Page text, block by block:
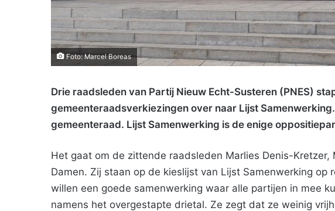
Foto: Marcel Boreas
Drie raadsleden van Partij Nieuw Echt-Susteren (PNES)
gemeenteraadsverkiezingen over naar Lijst
gemeenteraad. Lijst Samenwerking is de enige
Het gaat om de zittende raadsleden Marlies Denis-Kretzer,
Damen. Zij staan op de kieslijst van Lijst Samenwerking op
willen een goede samenwerking waar alle partijen in mee
namens het overgestapte drietal. Ze zegt dat ze weinig